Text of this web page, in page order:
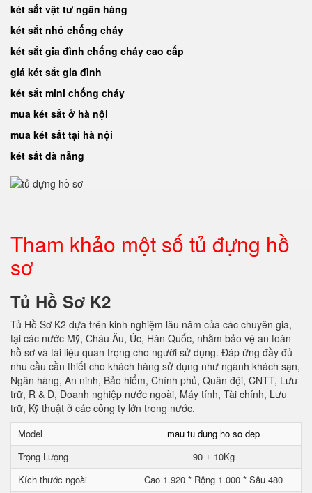
két sắt vật tư ngân hàng
két sắt nhỏ chống cháy
két sắt gia đình chống cháy cao cấp
giá két sắt gia đình
két sắt mini chống cháy
mua két sắt ở hà nội
mua két sắt tại hà nội
két sắt đà nẵng
Tham khảo một số tủ đựng hồ
sơ
Tủ Hồ Sơ K2
Tủ Hồ Sơ K2 dựa trên kinh nghiệm lâu năm của các chuyên gia,
tại các nước Mỹ, Châu Âu, Úc, Hàn Quốc, nhằm bảo vệ an toàn
hồ sơ và tài liệu quan trọng cho người sử dụng. Đáp ứng đầy đủ
nhu cầu cần thiết cho khách hàng sử dụng như ngành khách sạn,
Ngân hàng, An ninh, Bảo hiểm, Chính phủ, Quân đội, CNTT, Lưu
trữ, R & D, Doanh nghiệp nước ngoài, Máy tính, Tài chính, Lưu
trữ, Kỹ thuật ở các công ty lớn trong nước.
Model
mau tu dung ho so dep
Trọng Lượng
90 ± 10Kg
Kích thước ngoài
Cao 1.920 * Rộng 1.000 * Sâu 480